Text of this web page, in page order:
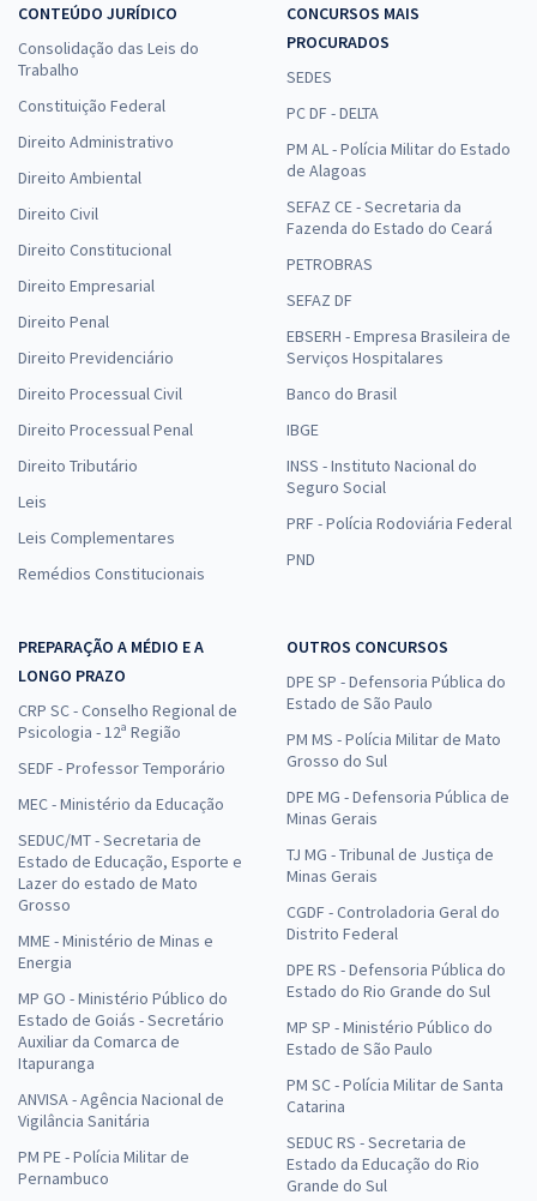
CONTEÚDO JURÍDICO
Consolidação das Leis do
Trabalho
Constituição Federal
Direito Administrativo
Direito Ambiental
Direito Civil
Direito Constitucional
Direito Empresarial
Direito Penal
Direito Previdenciário
Direito Processual Civil
Direito Processual Penal
Direito Tributário
Leis
Leis Complementares
Remédios Constitucionais
CONCURSOS MAIS
PROCURADOS
SEDES
PC DF - DELTA
PM AL - Polícia Militar do Estado
de Alagoas
SEFAZ CE - Secretaria da
Fazenda do Estado do Ceará
PETROBRAS
SEFAZ DF
EBSERH - Empresa Brasileira de
Serviços Hospitalares
Banco do Brasil
IBGE
INSS - Instituto Nacional do
Seguro Social
PRF - Polícia Rodoviária Federal
PND
PREPARAÇÃO A MÉDIO E A
LONGO PRAZO
CRP SC - Conselho Regional de
Psicologia - 12ª Região
SEDF - Professor Temporário
MEC - Ministério da Educação
SEDUC/MT - Secretaria de
Estado de Educação, Esporte e
Lazer do estado de Mato
Grosso
MME - Ministério de Minas e
Energia
MP GO - Ministério Público do
Estado de Goiás - Secretário
Auxiliar da Comarca de
Itapuranga
ANVISA - Agência Nacional de
Vigilância Sanitária
PM PE - Polícia Militar de
Pernambuco
OUTROS CONCURSOS
DPE SP - Defensoria Pública do
Estado de São Paulo
PM MS - Polícia Militar de Mato
Grosso do Sul
DPE MG - Defensoria Pública de
Minas Gerais
TJ MG - Tribunal de Justiça de
Minas Gerais
CGDF - Controladoria Geral do
Distrito Federal
DPE RS - Defensoria Pública do
Estado do Rio Grande do Sul
MP SP - Ministério Público do
Estado de São Paulo
PM SC - Polícia Militar de Santa
Catarina
SEDUC RS - Secretaria de
Estado da Educação do Rio
Grande do Sul